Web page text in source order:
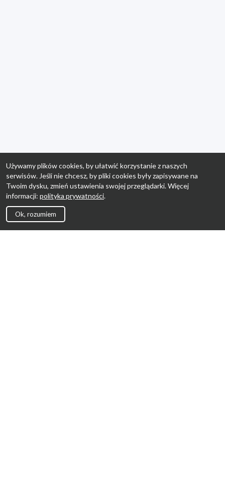
Używamy plików cookies, by ułatwić korzystanie z naszych
serwisów. Jeśli nie chcesz, by pliki cookies były zapisywane na
Twoim dysku, zmień ustawienia swojej przeglądarki. Więcej
informacji: polityka prywatności.
Ok, rozumiem